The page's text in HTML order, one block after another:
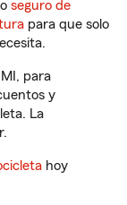
seguro de
para que solo
para
y
La
hoy